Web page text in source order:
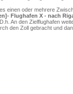
einen oder mehrere
Flughafen X - nach
An den Zielflughafen
den Zoll gebracht und